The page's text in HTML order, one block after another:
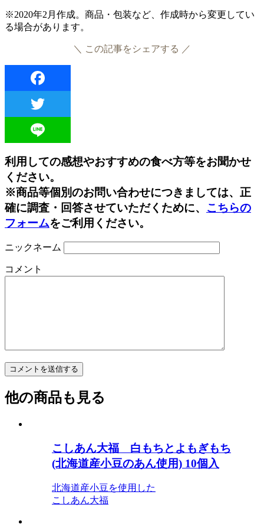
※2020年2月作成。商品・包装など、作成時から変更してい
る場合があります。
＼ この記事をシェアする ／
利用しての感想やおすすめの食べ方等をお聞かせ
ください。
※商品等個別のお問い合わせにつきましては、正
確に調査・回答させていただくために、 こちらの
フォームをご利用ください。
ニックネーム
コメント
他の商品も見る
こしあん大福 白もちとよもぎもち
(北海道産小豆のあん使用) 10個入
北海道産小豆を使用した
こしあん大福